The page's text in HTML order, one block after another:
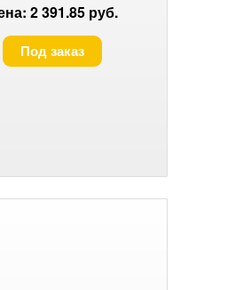
2 391.85 руб.
Под заказ